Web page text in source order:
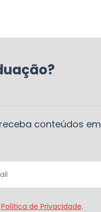
conteúdos em
Política de Privacidade.